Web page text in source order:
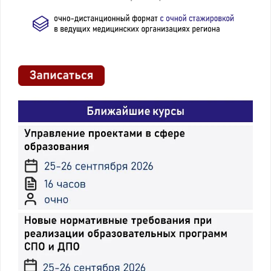
компонентов и препаратов крови
2.7.1. Современные методы
2.7.2. Гемотрансфузионные реакции и
осложнения, участие медицинской
сестры в профилактике и лечении
2.7.3. Деятельность медицинской сестры
по профилактике технологических
осложнений
2.7.4. Участие медицинской сестры в
проведении аутогемотрансфузионной
терапии